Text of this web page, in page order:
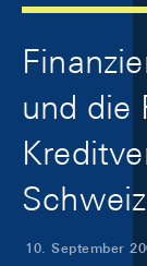
und die
10. September